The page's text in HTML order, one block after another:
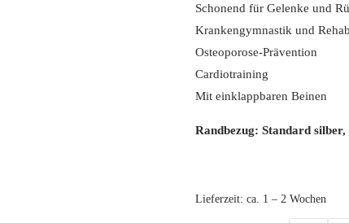
Schonend für Gelenke und
Krankengymnastik und
Osteoporose-Prävention
Cardiotraining
Mit einklappbaren Beinen
Randbezug: Standard
Lieferzeit: ca. 1 – 2 Wochen